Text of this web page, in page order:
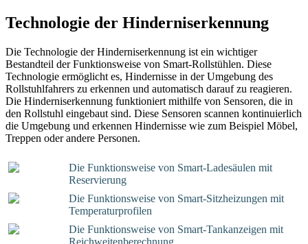
Technologie der Hinderniserkennung
Die Technologie der Hinderniserkennung ist ein wichtiger
Bestandteil der Funktionsweise von Smart-Rollstühlen. Diese
Technologie ermöglicht es, Hindernisse in der Umgebung des
Rollstuhlfahrers zu erkennen und automatisch darauf zu reagieren.
Die Hinderniserkennung funktioniert mithilfe von Sensoren, die in
den Rollstuhl eingebaut sind. Diese Sensoren scannen kontinuierlich
die Umgebung und erkennen Hindernisse wie zum Beispiel Möbel,
Treppen oder andere Personen.
Die Funktionsweise von Smart-Ladesäulen mit
Reservierung
Die Funktionsweise von Smart-Sitzheizungen mit
Temperaturprofilen
Die Funktionsweise von Smart-Tankanzeigen mit
Reichweitenberechnung